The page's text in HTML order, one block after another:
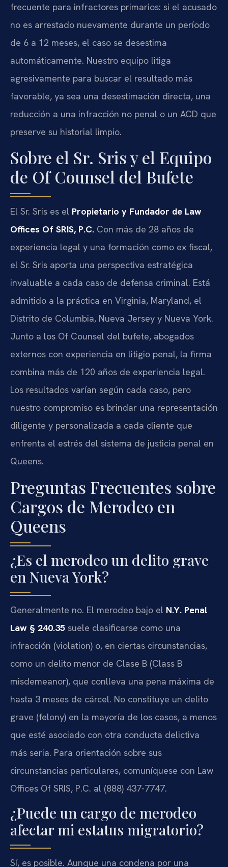
frecuente para infractores primarios: si el acusado
no es arrestado nuevamente durante un período
de 6 a 12 meses, el caso se desestima
automáticamente. Nuestro equipo litiga
agresivamente para buscar el resultado más
favorable, ya sea una desestimación directa, una
reducción a una infracción no penal o un ACD que
preserve su historial limpio.
Sobre el Sr. Sris y el Equipo
de Of Counsel del Bufete
El Sr. Sris es el Propietario y Fundador de Law
Offices Of SRIS, P.C. Con más de 28 años de
experiencia legal y una formación como ex fiscal,
el Sr. Sris aporta una perspectiva estratégica
invaluable a cada caso de defensa criminal. Está
admitido a la práctica en Virginia, Maryland, el
Distrito de Columbia, Nueva Jersey y Nueva York.
Junto a los Of Counsel del bufete, abogados
externos con experiencia en litigio penal, la firma
combina más de 120 años de experiencia legal.
Los resultados varían según cada caso, pero
nuestro compromiso es brindar una representación
diligente y personalizada a cada cliente que
enfrenta el estrés del sistema de justicia penal en
Queens.
Preguntas Frecuentes sobre
Cargos de Merodeo en
Queens
¿Es el merodeo un delito grave
en Nueva York?
Generalmente no. El merodeo bajo el N.Y. Penal
Law § 240.35 suele clasificarse como una
infracción (violation) o, en ciertas circunstancias,
como un delito menor de Clase B (Class B
misdemeanor), que conlleva una pena máxima de
hasta 3 meses de cárcel. No constituye un delito
grave (felony) en la mayoría de los casos, a menos
que esté asociado con otra conducta delictiva
más seria. Para orientación sobre sus
circunstancias particulares, comuníquese con Law
Offices Of SRIS, P.C. al (888) 437-7747.
¿Puede un cargo de merodeo
afectar mi estatus migratorio?
Sí, es posible. Aunque una condena por una